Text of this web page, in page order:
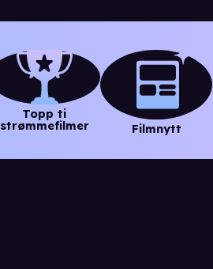
Topp ti
strømmefilmer
Filmnytt